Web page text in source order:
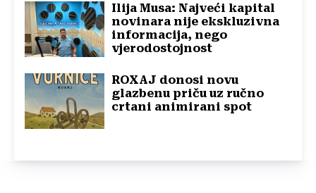
Ilija Musa: Najveći kapital
novinara nije ekskluzivna
informacija, nego
vjerodostojnost
ROXAJ donosi novu
glazbenu priču uz ručno
crtani animirani spot